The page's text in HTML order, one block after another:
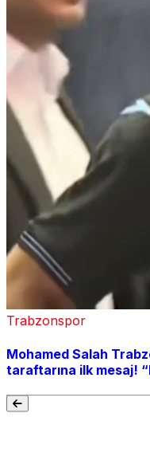
Trabzonspor
Mohamed Salah
taraftarına ilk mesaj!